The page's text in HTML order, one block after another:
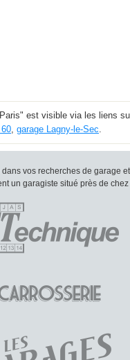
est visible via les liens
garage Lagny-le-Sec
vos recherches de garage
un garagiste situé près de chez